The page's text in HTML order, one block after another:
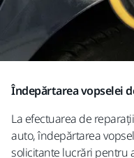
Îndepărtarea vopselei
La efectuarea de
auto, îndepărtarea
solicitante lucrări pentru